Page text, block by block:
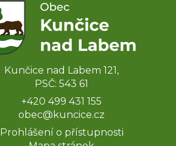
Kunčice nad Labem 121,
PSČ: 543 61
+420 499 431 155
obec@kuncice.cz
Prohlášení o přístupnosti